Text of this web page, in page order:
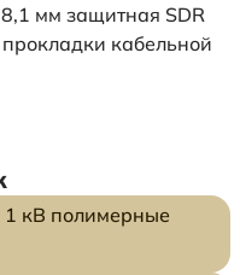
мм защитная SDR
кабельной
кВ полимерные